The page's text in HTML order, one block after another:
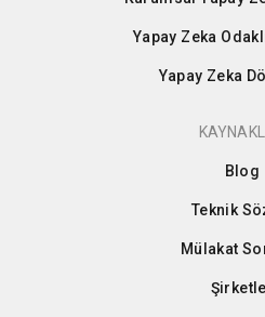
Yapay Zeka
Yapay Zeka
Blog
Teknik
Mülakat